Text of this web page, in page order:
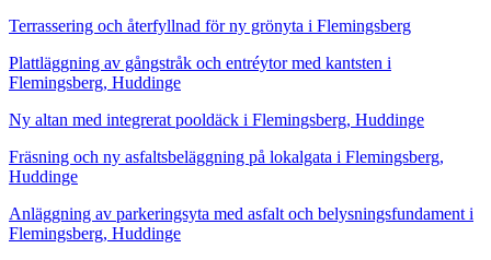
Terrassering och återfyllnad för ny grönyta i Flemingsberg
Plattläggning av gångstråk och entréytor med kantsten i
Flemingsberg, Huddinge
Ny altan med integrerat pooldäck i Flemingsberg, Huddinge
Fräsning och ny asfaltsbeläggning på lokalgata i Flemingsberg,
Huddinge
Anläggning av parkeringsyta med asfalt och belysningsfundament i
Flemingsberg, Huddinge